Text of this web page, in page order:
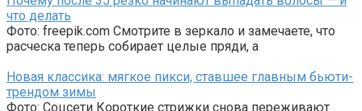
что делать
Фото: freepik.com Смотрите в зеркало и замечаете, что
расческа теперь собирает целые пряди, а
Новая классика: мягкое пикси, ставшее главным бьюти-
трендом зимы
Фото: Соцсети Короткие стрижки снова переживают